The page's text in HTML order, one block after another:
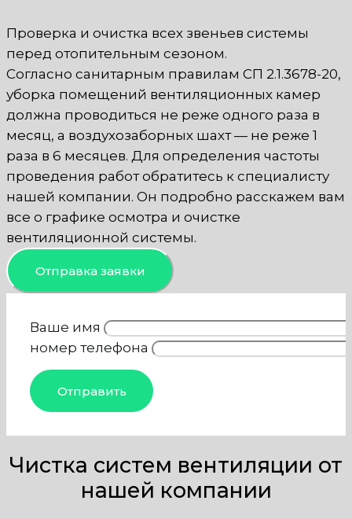
Проверка и очистка всех звеньев системы
перед отопительным сезоном.
Согласно санитарным правилам СП 2.1.3678-20,
уборка помещений вентиляционных камер
должна проводиться не реже одного раза в
месяц, а воздухозаборных шахт — не реже 1
раза в 6 месяцев. Для определения частоты
проведения работ обратитесь к специалисту
нашей компании. Он подробно расскажем вам
все о графике осмотра и очистке
вентиляционной системы.
Отправка заявки
Ваше имя
номер телефона
Чистка систем вентиляции от
нашей компании